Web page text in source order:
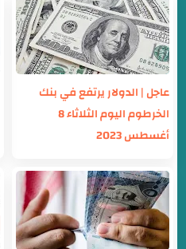
عاجل | الدولار يرتفع في بنك
الخرطوم اليوم الثلاثاء 8
أغسطس 2023